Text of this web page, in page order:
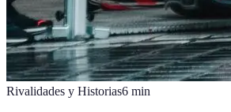
Rivalidades y Historias6 min